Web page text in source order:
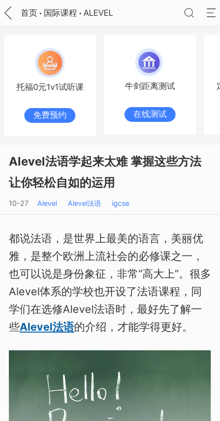
首页 国际课程 ALEVEL
托福0元1v1试听课
免费预约
牛剑距离测试
在线测试
Alevel法语学起来太难 掌握这些方法
让你轻松自如的运用
10-27 Alevel Alevel法语 igcse
都说法语，是世界上最美的语言，美丽优
雅，是整个欧洲上流社会的必修课之一，
也可以说是身份象征，非常“高大上”。很多
Alevel体系的学校也开设了法语课程，同
学们在选修Alevel法语时，最好先了解一
些Alevel法语的介绍，才能学得更好。